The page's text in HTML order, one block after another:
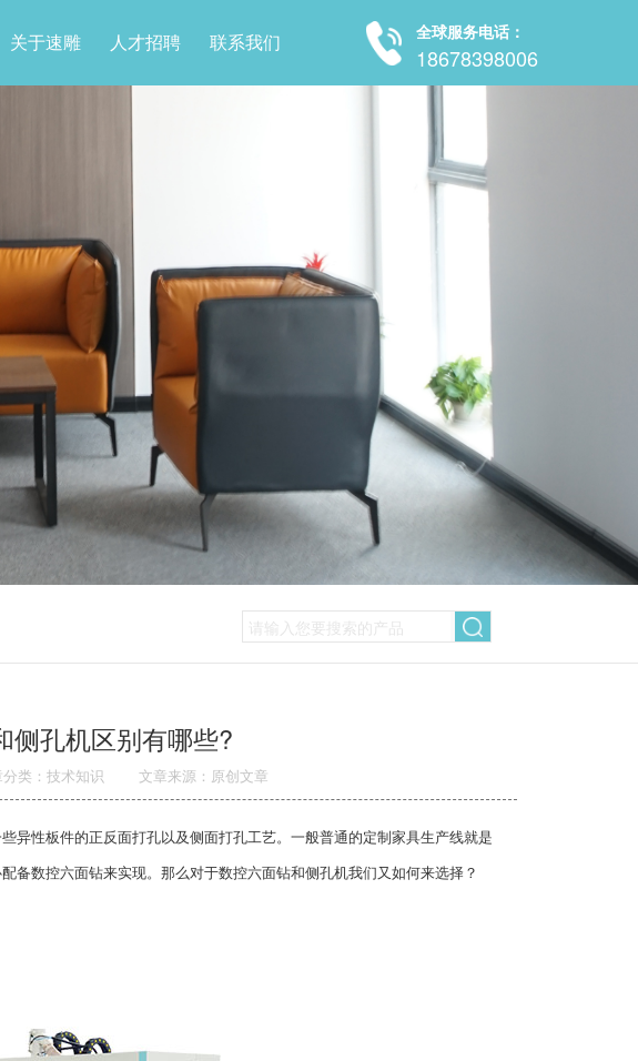
关于速雕 人才招聘 联系我们 全球服务电话：
18678398006
侧孔机区别有哪些?
类：技术知识 文章来源：原创文章
性板件的正反面打孔以及侧面打孔工艺。一般普通的定制家具生产线就是
备数控六面钻来实现。那么对于数控六面钻和侧孔机我们又如何来选择？